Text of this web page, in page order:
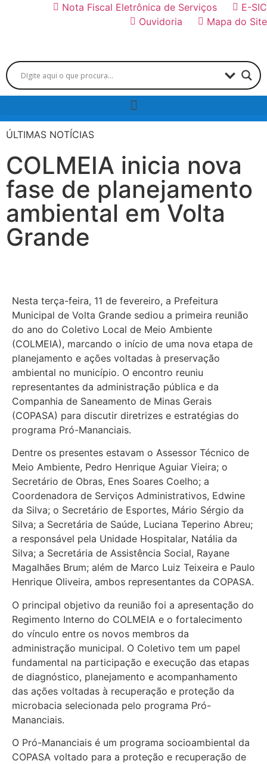
Nota Fiscal Eletrônica de Serviços
E-SIC
Ouvidoria
Mapa do Site
ÚLTIMAS NOTÍCIAS
COLMEIA inicia nova
fase de planejamento
ambiental em Volta
Grande
Nesta terça-feira, 11 de fevereiro, a Prefeitura
Municipal de Volta Grande sediou a primeira reunião
do ano do Coletivo Local de Meio Ambiente
(COLMEIA), marcando o início de uma nova etapa de
planejamento e ações voltadas à preservação
ambiental no município. O encontro reuniu
representantes da administração pública e da
Companhia de Saneamento de Minas Gerais
(COPASA) para discutir diretrizes e estratégias do
programa Pró-Mananciais.
Dentre os presentes estavam o Assessor Técnico de
Meio Ambiente, Pedro Henrique Aguiar Vieira; o
Secretário de Obras, Enes Soares Coelho; a
Coordenadora de Serviços Administrativos, Edwine
da Silva; o Secretário de Esportes, Mário Sérgio da
Silva; a Secretária de Saúde, Luciana Teperino Abreu;
a responsável pela Unidade Hospitalar, Natália da
Silva; a Secretária de Assistência Social, Rayane
Magalhães Brum; além de Marco Luiz Teixeira e Paulo
Henrique Oliveira, ambos representantes da COPASA.
O principal objetivo da reunião foi a apresentação do
Regimento Interno do COLMEIA e o fortalecimento
do vínculo entre os novos membros da
administração municipal. O Coletivo tem um papel
fundamental na participação e execução das etapas
de diagnóstico, planejamento e acompanhamento
das ações voltadas à recuperação e proteção da
microbacia selecionada pelo programa Pró-
Mananciais.
O Pró-Mananciais é um programa socioambiental da
COPASA voltado para a proteção e recuperação de